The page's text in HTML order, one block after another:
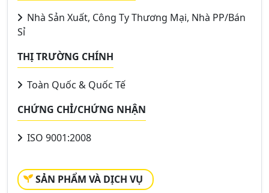
Nhà Sản Xuất, Công Ty Thương Mại, Nhà PP/Bán
Sỉ
THỊ TRƯỜNG CHÍNH
Toàn Quốc & Quốc Tế
CHỨNG CHỈ/CHỨNG NHẬN
ISO 9001:2008
SẢN PHẨM VÀ DỊCH VỤ